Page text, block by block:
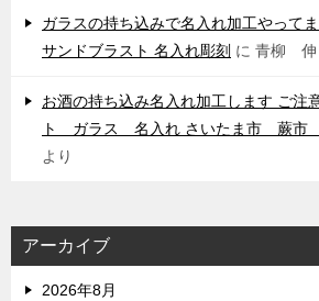
ガラスの持ち込みで名入れ加工やって
サンドブラスト 名入れ彫刻 に 青柳 伸
お酒の持ち込み名入れ加工します ご
ト ガラス 名入れ さいたま市 蕨
より
アーカイブ
2026年8月